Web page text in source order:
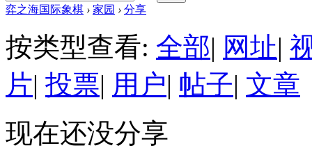
弈之海国际象棋 › 家园 › 分享
按类型查看: 全部| 网址|
片| 投票| 用户| 帖子| 文章
现在还没分享